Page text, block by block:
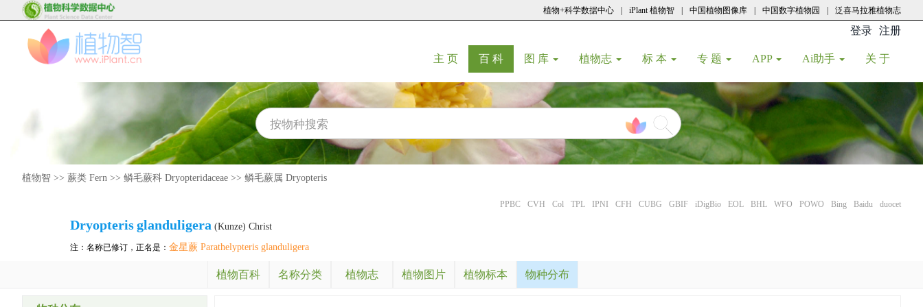
植物+科学数据中心 iPlant 植物智 中国植物图像库 中国数字植物园 泛喜马拉雅植物志
登录 注册
主 页(current)
百 科(current)
图 库 植物志 标 本 专 题 APP Ai助手 关 于
植物智 >> 蕨类 Fern >> 鳞毛蕨科 Dryopteridaceae >> 鳞毛蕨属 Dryopteris
PPBC CVH Col TPL IPNI CFH CUBG GBIF iDigBio EOL BHL WFO POWO Bing Baidu duocet
Dryopterisglanduligera (Kunze) Christ
注：名称已修订，正名是： 金星蕨 Parathelypteris glanduligera
植物百科 名称分类 植物志 植物图片 植物标本 物种分布